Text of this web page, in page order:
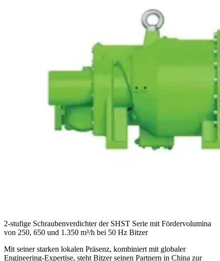
2-stufige Schraubenverdichter der SHST Serie mit Fördervolumina
von 250, 650 und 1.350 m³/h bei 50 Hz Bitzer
Mit seiner starken lokalen Präsenz, kombiniert mit globaler
Engineering‑Expertise, steht Bitzer seinen Partnern in China zur